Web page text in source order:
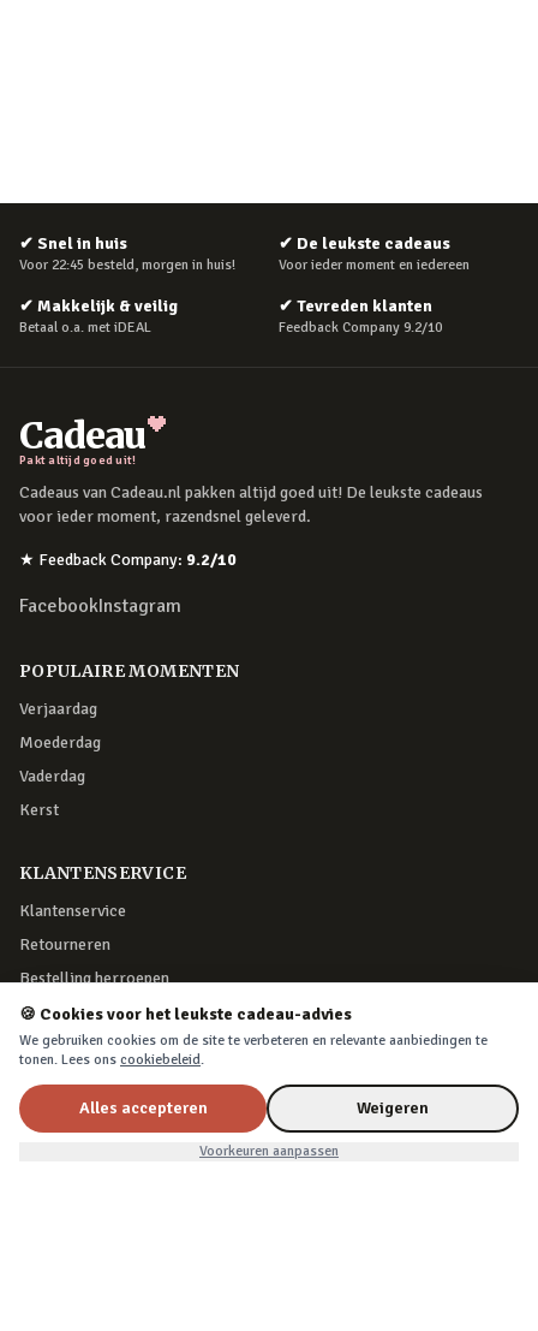
✔ Snel in huis
Voor 22:45 besteld, morgen in huis!
✔ De leukste cadeaus
Voor ieder moment en iedereen
✔ Makkelijk & veilig
Betaal o.a. met iDEAL
✔ Tevreden klanten
Feedback Company 9.2/10
Cadeau
Pakt altijd goed uit!
Cadeaus van Cadeau.nl pakken altijd goed uit! De leukste cadeaus
voor ieder moment, razendsnel geleverd.
★ Feedback Company: 9.2/10
FacebookInstagram
POPULAIRE MOMENTEN
Verjaardag
Moederdag
Vaderdag
Kerst
KLANTENSERVICE
Klantenservice
Retourneren
Bestelling herroepen
Over Cadeau.nl
Algemene voorwaarden
🍪 Cookies voor het leukste cadeau-advies
We gebruiken cookies om de site te verbeteren en relevante aanbiedingen te
tonen. Lees ons cookiebeleid.
Alles accepteren Weigeren
Voorkeuren aanpassen